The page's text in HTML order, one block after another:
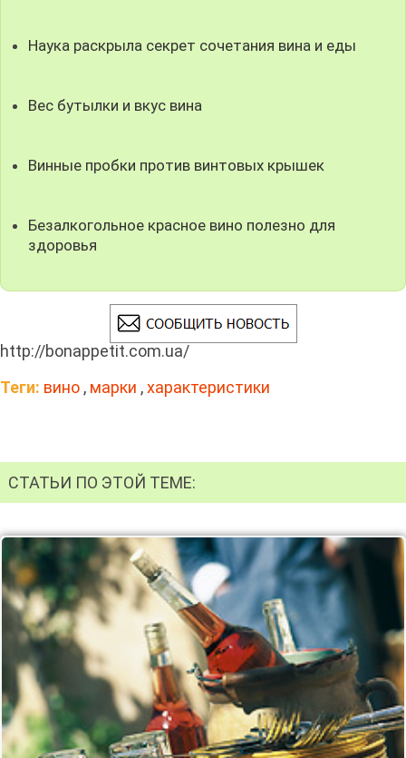
Наука раскрыла секрет сочетания вина и еды
Вес бутылки и вкус вина
Винные пробки против винтовых крышек
Безалкогольное красное вино полезно для
здоровья
http://bonappetit.com.ua/
Теги: вино , марки ,характеристики
СТАТЬИ ПО ЭТОЙ ТЕМЕ: